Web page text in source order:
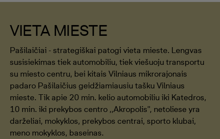
VIETA MIESTE
Pašilaičiai - strategiškai patogi vieta mieste. Lengvas
susisiekimas tiek automobiliu, tiek viešuoju transportu
su miesto centru, bei kitais Vilniaus mikrorajonais
padaro Pašilaičius geidžiamiausiu tašku Vilniaus
mieste. Tik apie 20 min. kelio automobiliu iki Katedros,
10 min. iki prekybos centro ,,Akropolis'', netoliese yra
darželiai, mokyklos, prekybos centrai, sporto klubai,
meno mokyklos, baseinas.